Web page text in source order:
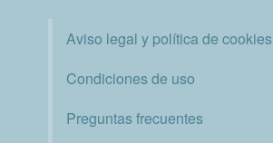
Aviso legal y política de cookies
Condiciones de uso
Preguntas frecuentes